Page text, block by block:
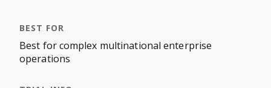
Best for complex multinational enterprise
operations